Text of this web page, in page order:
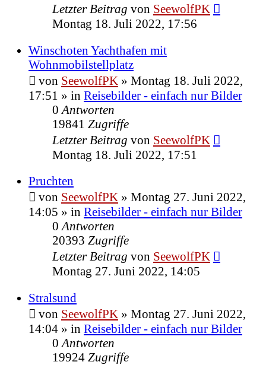
Letzter Beitrag von SeewolfPK
Montag 18. Juli 2022, 17:56
Winschoten Yachthafen mit
Wohnmobilstellplatz
von SeewolfPK » Montag 18. Juli 2022,
17:51 » in Reisebilder - einfach nur Bilder
0 Antworten
19841 Zugriffe
Letzter Beitrag von SeewolfPK
Montag 18. Juli 2022, 17:51
Pruchten
von SeewolfPK » Montag 27. Juni 2022,
14:05 » in Reisebilder - einfach nur Bilder
0 Antworten
20393 Zugriffe
Letzter Beitrag von SeewolfPK
Montag 27. Juni 2022, 14:05
Stralsund
von SeewolfPK » Montag 27. Juni 2022,
14:04 » in Reisebilder - einfach nur Bilder
0 Antworten
19924 Zugriffe